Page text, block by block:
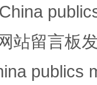
站留言板
publics